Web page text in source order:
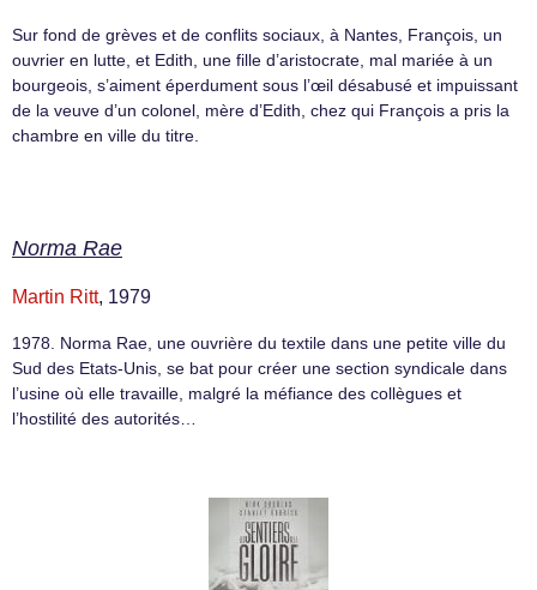
Sur fond de grèves et de conflits sociaux, à Nantes, François, un
ouvrier en lutte, et Edith, une fille d’aristocrate, mal mariée à un
bourgeois, s’aiment éperdument sous l’œil désabusé et impuissant
de la veuve d’un colonel, mère d’Edith, chez qui François a pris la
chambre en ville du titre.
Norma Rae
Martin Ritt, 1979
1978. Norma Rae, une ouvrière du textile dans une petite ville du
Sud des Etats-Unis, se bat pour créer une section syndicale dans
l’usine où elle travaille, malgré la méfiance des collègues et
l’hostilité des autorités…